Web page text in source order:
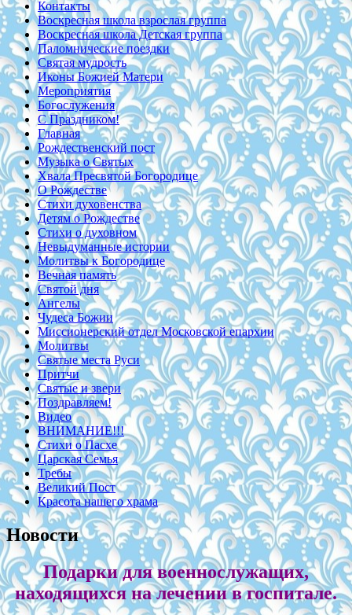
Контакты
Воскресная школа взрослая группа
Воскресная школа Детская группа
Паломнические поездки
Святая мудрость
Иконы Божией Матери
Мероприятия
Богослужения
С Праздником!
Главная
Рождественский пост
Музыка о Святых
Хвала Пресвятой Богородице
О Рождестве
Стихи духовенства
Детям о Рождестве
Стихи о духовном
Невыдуманные истории
Молитвы к Богородице
Вечная память
Святой дня
Ангелы
Чудеса Божии
Миссионерский отдел Московской епархии
Молитвы
Святые места Руси
Притчи
Святые и звери
Поздравляем!
Видео
ВНИМАНИЕ!!!
Стихи о Пасхе
Царская Семья
Требы
Великий Пост
Красота нашего храма
Новости
Подарки для военнослужащих,
находящихся на лечении в госпитале.